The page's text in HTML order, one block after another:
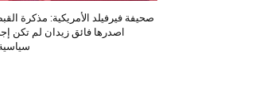
صحيفة فيرفيلد الأمريكية: مذكرة
اصدرها فائق زيدان لم تكن